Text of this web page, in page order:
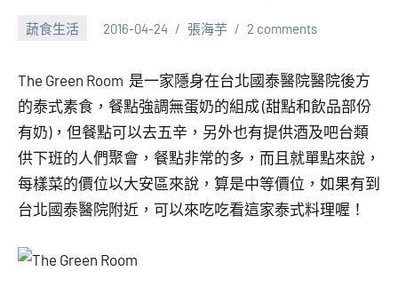
蔬食生活 2016-04-24 張海芋 2 comments
The Green Room 是一家隱身在台北國泰醫院醫院後方
的泰式素食，餐點強調無蛋奶的組成 (甜點和飲品部份
有奶)，但餐點可以去五辛，另外也有提供酒及吧台類
供下班的人們聚會，餐點非常的多，而且就單點來說，
每樣菜的價位以大安區來說，算是中等價位，如果有到
台北國泰醫院附近，可以來吃吃看這家泰式料理喔！